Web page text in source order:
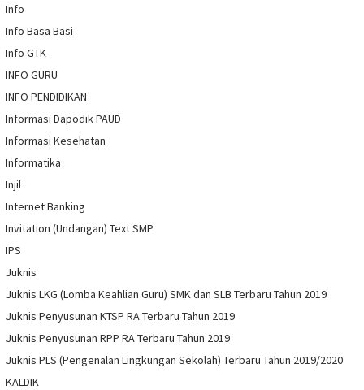
Info
Info Basa Basi
Info GTK
INFO GURU
INFO PENDIDIKAN
Informasi Dapodik PAUD
Informasi Kesehatan
Informatika
Injil
Internet Banking
Invitation (Undangan) Text SMP
IPS
Juknis
Juknis LKG (Lomba Keahlian Guru) SMK dan SLB Terbaru Tahun 2019
Juknis Penyusunan KTSP RA Terbaru Tahun 2019
Juknis Penyusunan RPP RA Terbaru Tahun 2019
Juknis PLS (Pengenalan Lingkungan Sekolah) Terbaru Tahun 2019/2020
KALDIK